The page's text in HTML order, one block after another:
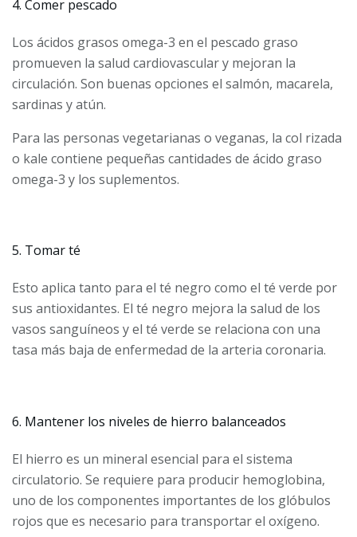
4. Comer pescado
Los ácidos grasos omega-3 en el pescado graso
promueven la salud cardiovascular y mejoran la
circulación. Son buenas opciones el salmón, macarela,
sardinas y atún.
Para las personas vegetarianas o veganas, la col rizada
o kale contiene pequeñas cantidades de ácido graso
omega-3 y los suplementos.
5. Tomar té
Esto aplica tanto para el té negro como el té verde por
sus antioxidantes. El té negro mejora la salud de los
vasos sanguíneos y el té verde se relaciona con una
tasa más baja de enfermedad de la arteria coronaria.
6. Mantener los niveles de hierro balanceados
El hierro es un mineral esencial para el sistema
circulatorio. Se requiere para producir hemoglobina,
uno de los componentes importantes de los glóbulos
rojos que es necesario para transportar el oxígeno.